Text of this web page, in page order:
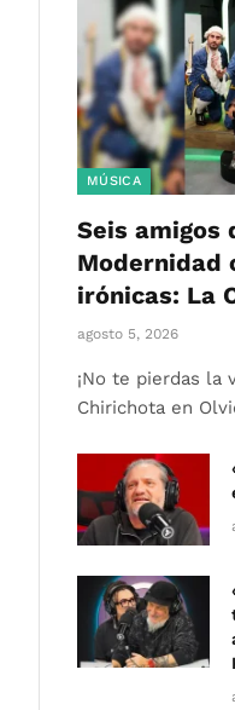
MÚSICA
Seis amigos
Modernidad
irónicas: La
agosto 5, 2026
¡No te pierdas la
Chirichota en